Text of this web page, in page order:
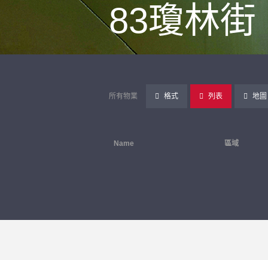
83瓊林街
所有物業 格式 列表 地圖
Name 區域